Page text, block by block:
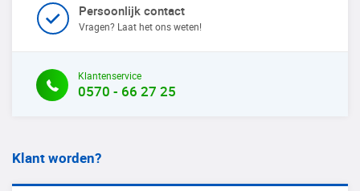
Persoonlijk contact
Vragen? Laat het ons weten!
Klantenservice
0570 - 66 27 25
Klant worden?